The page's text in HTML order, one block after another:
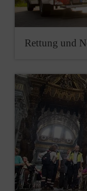
Rettung und